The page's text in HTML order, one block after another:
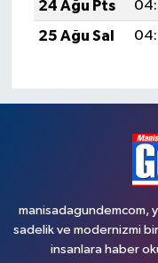
24 Ağu Pts
25 Ağu Sal
manisadagundemcom,
sadelik ve modernizmi
insanlara haber